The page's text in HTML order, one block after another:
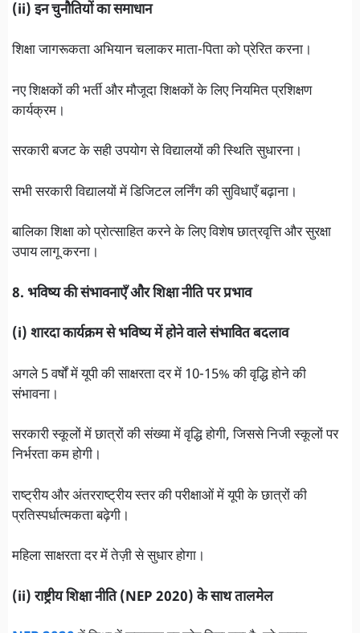
(ii) इन चुनौतियों का समाधान
शिक्षा जागरूकता अभियान चलाकर माता-पिता को प्रेरित करना।
नए शिक्षकों की भर्ती और मौजूदा शिक्षकों के लिए नियमित प्रशिक्षण
कार्यक्रम।
सरकारी बजट के सही उपयोग से विद्यालयों की स्थिति सुधारना।
सभी सरकारी विद्यालयों में डिजिटल लर्निंग की सुविधाएँ बढ़ाना।
बालिका शिक्षा को प्रोत्साहित करने के लिए विशेष छात्रवृत्ति और सुरक्षा
उपाय लागू करना।
8. भविष्य की संभावनाएँ और शिक्षा नीति पर प्रभाव
(i) शारदा कार्यक्रम से भविष्य में होने वाले संभावित बदलाव
अगले 5 वर्षों में यूपी की साक्षरता दर में 10-15% की वृद्धि होने की
संभावना।
सरकारी स्कूलों में छात्रों की संख्या में वृद्धि होगी, जिससे निजी स्कूलों पर
निर्भरता कम होगी।
राष्ट्रीय और अंतरराष्ट्रीय स्तर की परीक्षाओं में यूपी के छात्रों की
प्रतिस्पर्धात्मकता बढ़ेगी।
महिला साक्षरता दर में तेज़ी से सुधार होगा।
(ii) राष्ट्रीय शिक्षा नीति (NEP 2020) के साथ तालमेल